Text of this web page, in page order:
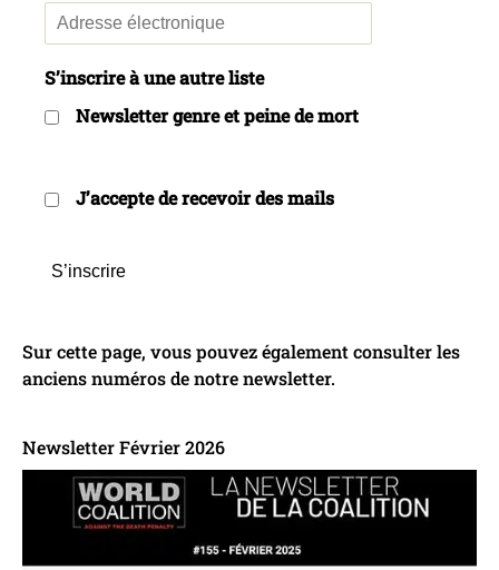
S’inscrire à une autre liste
Newsletter genre et peine de mort
J’accepte de recevoir des mails
S’inscrire
Sur cette page, vous pouvez également consulter les
anciens numéros de notre newsletter.
Newsletter Février 2026